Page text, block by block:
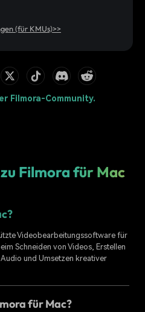
(für KMUs)>>
Filmora-Community.
Filmora für Mac
Videobearbeitungssoftware für
Schneiden von Videos, Erstellen
und Umsetzen kreativer
für Mac?